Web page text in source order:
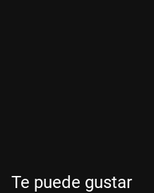
Te puede gustar